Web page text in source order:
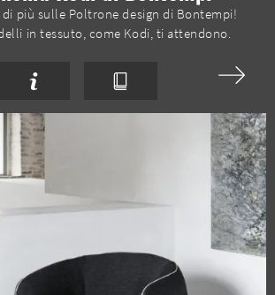
di più sulle Poltrone design di Bontempi!
in tessuto, come Kodi, ti attendono.